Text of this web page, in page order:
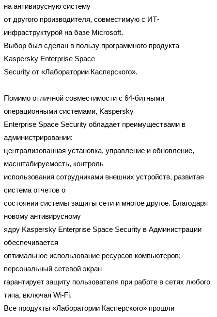
на антивирусную систему
от другого производителя, совместимую с ИТ-
инфраструктурой на базе Microsoft.
Выбор был сделан в пользу программного продукта
Kaspersky Enterprise Space
Security от «Лаборатории Касперского».
Помимо отличной совместимости с 64-битными
операционными системами, Kaspersky
Enterprise Space Security обладает преимуществами в
администрировании:
централизованная установка, управление и обновление,
масштабируемость, контроль
использования сотрудниками внешних устройств, развитая
система отчетов о
состоянии системы защиты сети и многое другое. Благодаря
новому антивирусному
ядру Kaspersky Enterprise Space Security в Администрации
обеспечивается
оптимальное использование ресурсов компьютеров;
персональный сетевой экран
гарантирует защиту пользователя при работе в сетях любого
типа, включая Wi-Fi.
Все продукты «Лаборатории Касперского» прошли